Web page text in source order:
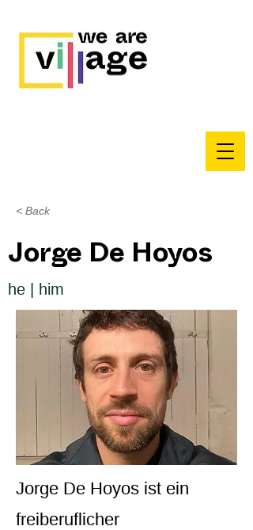
< Back
Jorge De Hoyos
he | him
Jorge De Hoyos ist ein
freiberuflicher